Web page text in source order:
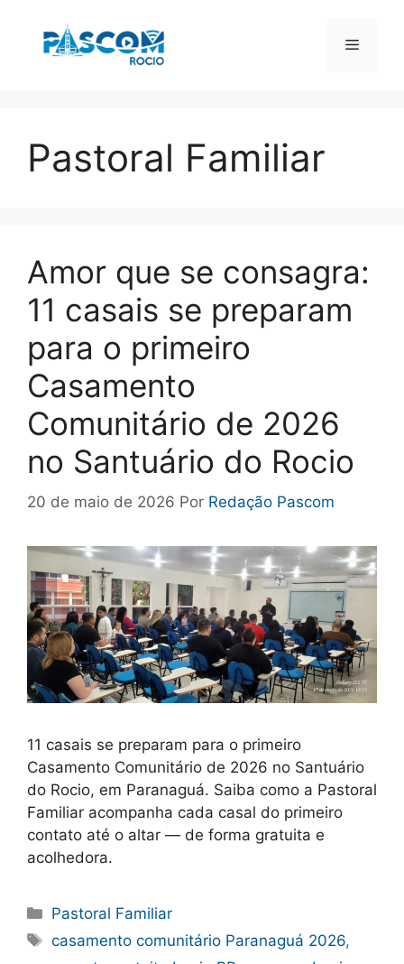
Menu
Pastoral Familiar
Amor que se consagra:
11 casais se preparam
para o primeiro
Casamento
Comunitário de 2026
no Santuário do Rocio
20 de maio de 2026 Por Redação Pascom
11 casais se preparam para o primeiro
Casamento Comunitário de 2026 no Santuário
do Rocio, em Paranaguá. Saiba como a Pastoral
Familiar acompanha cada casal do primeiro
contato até o altar — de forma gratuita e
acolhedora.
Categorias
Pastoral Familiar
Tags
casamento comunitário Paranaguá 2026,